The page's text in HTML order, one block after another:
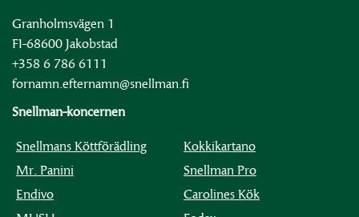
Granholmsvägen 1
FI-68600 Jakobstad
+358 6 786 6111
fornamn.efternamn@snellman.fi
Snellman-koncernen
Snellmans Köttförädling
Kokkikartano
Mr. Panini
Snellman Pro
Endivo
Carolines Kök